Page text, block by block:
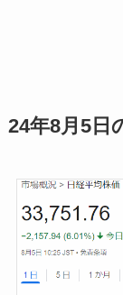
24年8月5日